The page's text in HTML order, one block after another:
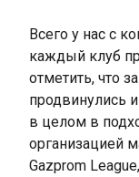
Всего у нас с
каждый клуб
отметить, что
продвинулись
в целом в
организацией
Gazprom